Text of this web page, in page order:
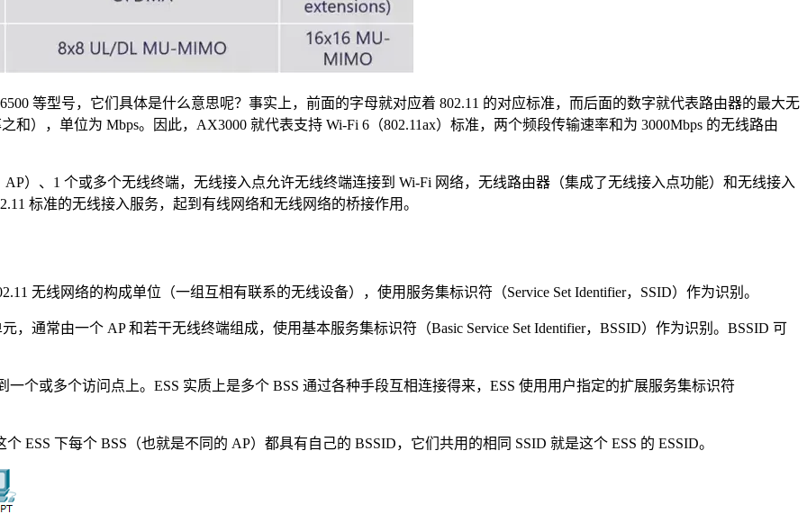
等型号，它们具体是什么意思呢？事实上，前面的字母就对应着 802.11 的对应标准，而后面的数字就代表路由器的最大无
和），单位为 Mbps。因此，AX3000 就代表支持 Wi-Fi 6（802.11ax）标准，两个频段传输速率和为 3000Mbps 的无线路由
）、1 个或多个无线终端，无线接入点允许无线终端连接到 Wi-Fi 网络，无线路由器（集成了无线接入点功能）和无线接入
标准的无线接入服务，起到有线网络和无线网络的桥接作用。
无线网络的构成单位（一组互相有联系的无线设备），使用服务集标识符（Service Set Identifier，SSID）作为识别。
，通常由一个 AP 和若干无线终端组成，使用基本服务集标识符（Basic Service Set Identifier，BSSID）作为识别。BSSID 可
一个或多个访问点上。ESS 实质上是多个 BSS 通过各种手段互相连接得来，ESS 使用用户指定的扩展服务集标识符
ESS 下每个 BSS（也就是不同的 AP）都具有自己的 BSSID，它们共用的相同 SSID 就是这个 ESS 的 ESSID。